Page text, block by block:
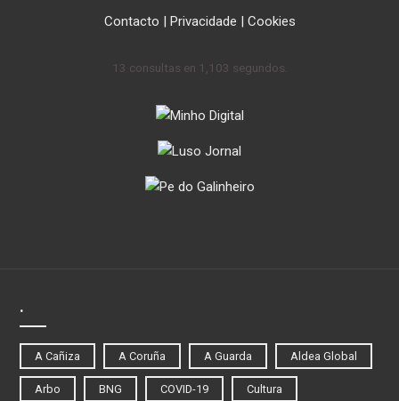
Contacto | Privacidade | Cookies
13 consultas en 1,103 segundos.
.
A Cañiza A Coruña A Guarda Aldea Global
Arbo BNG COVID-19 Cultura